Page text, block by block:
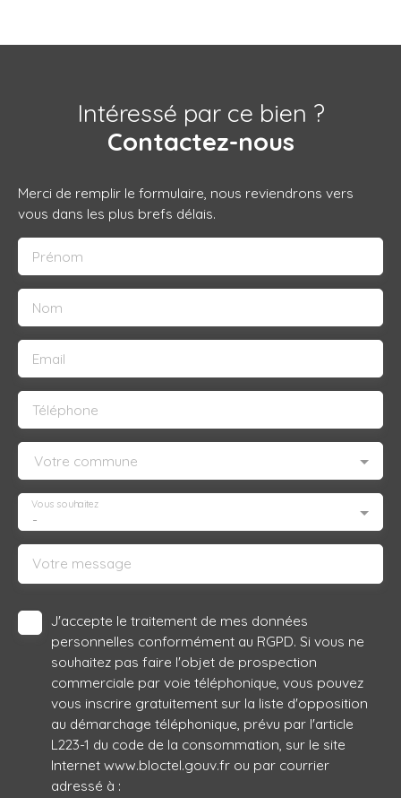
Intéressé par ce bien ?
Contactez-nous
Merci de remplir le formulaire, nous reviendrons vers
vous dans les plus brefs délais.
Prénom
Nom
Email
Téléphone
Votre commune
-
Vous souhaitez
Votre message
J'accepte le traitement de mes données
personnelles conformément au RGPD. Si vous ne
souhaitez pas faire l'objet de prospection
commerciale par voie téléphonique, vous pouvez
vous inscrire gratuitement sur la liste d'opposition
au démarchage téléphonique, prévu par l'article
L223-1 du code de la consommation, sur le site
Internet www.bloctel.gouv.fr ou par courrier
adressé à :